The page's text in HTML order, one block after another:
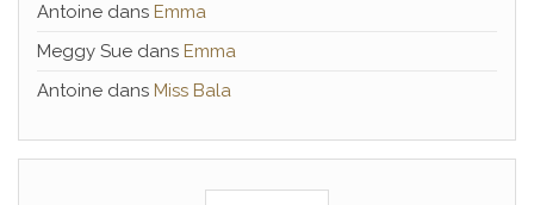
Antoine dans Emma
Meggy Sue dans Emma
Antoine dans Miss Bala